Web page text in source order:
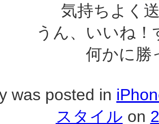
気持ちよく
うん、いいね
何かに勝
was posted in
スタイル on